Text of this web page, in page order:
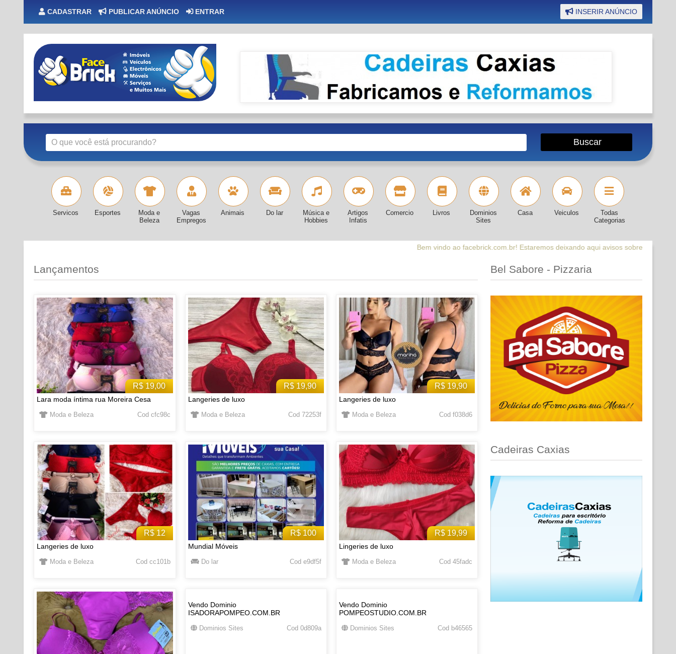
CADASTRAR PUBLICAR ANÚNCIO ENTRAR INSERIR ANÚNCIO
Servicos Esportes
Moda e
Beleza
Vagas
Empregos
Animais Do lar
Música e
Hobbies
Artigos
Infatis
Comercio Livros
Dominios
Sites
Casa Veiculos
Todas
Categorias
Bem vindo ao facebrick.com.br! Estaremos deixando aqui avisos sobre novidades que estaremos
Lançamentos
R$ 19,00
Lara moda íntima rua Moreira Cesa
Moda e Beleza Cod cfc98c
R$ 19,90
Langeries de luxo
Moda e Beleza Cod 72253f
R$ 19,90
Langeries de luxo
Moda e Beleza Cod f038d6
R$ 12
Langeries de luxo
Moda e Beleza Cod cc101b
R$ 100
Mundial Móveis
Do lar Cod e9df5f
R$ 19,99
Lingeries de luxo
Moda e Beleza Cod 45fadc
Vendo Dominio
ISADORAPOMPEO.COM.BR
Dominios Sites Cod 0d809a
Vendo Dominio
POMPEOSTUDIO.COM.BR
Dominios Sites Cod b46565
Bel Sabore - Pizzaria
Cadeiras Caxias